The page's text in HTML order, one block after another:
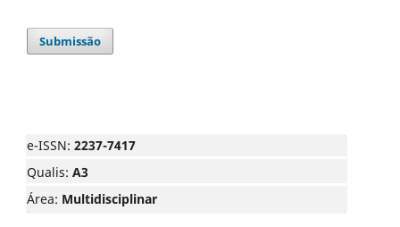
Submissão
e-ISSN: 2237-7417
Qualis: A3
Área: Multidisciplinar